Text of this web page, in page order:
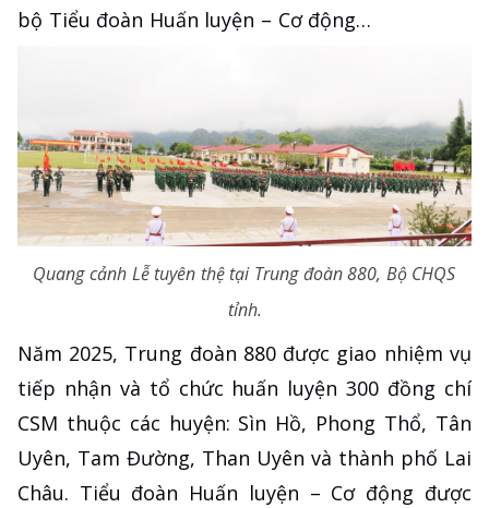
bộ Tiểu đoàn Huấn luyện – Cơ động…
Quang cảnh Lễ tuyên thệ tại Trung đoàn 880, Bộ CHQS
tỉnh.
Năm 2025, Trung đoàn 880 được giao nhiệm vụ
tiếp nhận và tổ chức huấn luyện 300 đồng chí
CSM thuộc các huyện: Sìn Hồ, Phong Thổ, Tân
Uyên, Tam Đường, Than Uyên và thành phố Lai
Châu. Tiểu đoàn Huấn luyện – Cơ động được